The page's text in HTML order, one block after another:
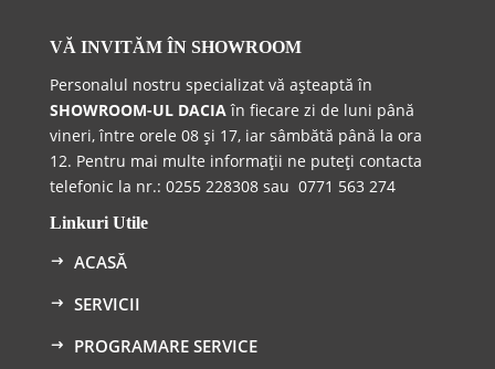
VĂ INVITĂM ÎN SHOWROOM
Personalul nostru specializat vă așteaptă în
SHOWROOM-UL DACIAîn fiecare zi de luni până
vineri, între orele 08 și 17, iar sâmbătă până la ora
12. Pentru mai multe informații ne puteți contacta
telefonic la nr.: 0255 228308 sau 0771 563 274
Linkuri Utile
ACASĂ
SERVICII
PROGRAMARE SERVICE